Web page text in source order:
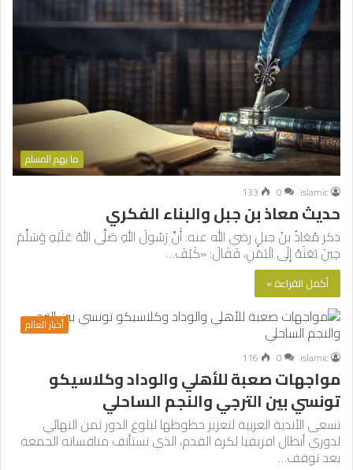
ما يهم المسلم
islamic
0
133
حديث معاذ بن جبل والبناء الفكري
ذكر مُعَاذُ بنُ جبلٍ رضي الله عنه: أَنَّ رَسُولَ اللهِ صَلَّى اللهُ عَلَيْهِ وَسَلَّمَ
حِينَ بَعَثَهُ إِلَى الْيَمَنِ، فَقَالَ: «كَيْفَ…
أكمل القراءة »
أخبار العالم
islamic
0
116
مواجهات صعبة للأهلي والوداد وكلاسيكو
تونسي بين الترجي والنجم الساحلي
تسعى الأندية العربية لتعزيز حظوظها لبلوغ الدور ثمن النهائي
لدوري أبطال افريقيا لكرة القدم، الذي تستأنف منافساته الجمعة
بعد توقف…